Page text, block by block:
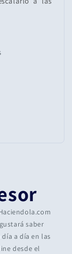
saber
a día en las
desde el